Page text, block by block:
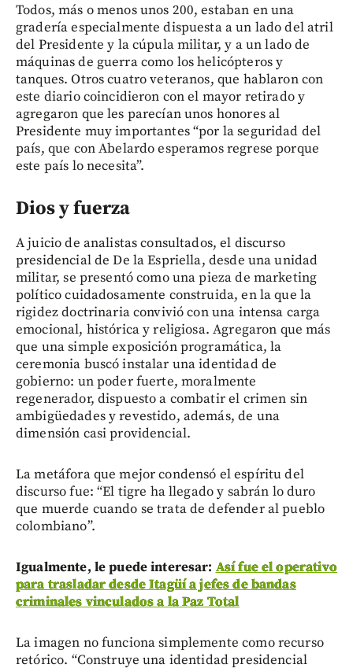
Todos, más o menos unos 200, estaban en una
gradería especialmente dispuesta a un lado del atril
del Presidente y la cúpula militar, y a un lado de
máquinas de guerra como los helicópteros y
tanques. Otros cuatro veteranos, que hablaron con
este diario coincidieron con el mayor retirado y
agregaron que les parecían unos honores al
Presidente muy importantes “por la seguridad del
país, que con Abelardo esperamos regrese porque
este país lo necesita”.
Dios y fuerza
A juicio de analistas consultados, el discurso
presidencial de De la Espriella, desde una unidad
militar, se presentó como una pieza de marketing
político cuidadosamente construida, en la que la
rigidez doctrinaria convivió con una intensa carga
emocional, histórica y religiosa. Agregaron que más
que una simple exposición programática, la
ceremonia buscó instalar una identidad de
gobierno: un poder fuerte, moralmente
regenerador, dispuesto a combatir el crimen sin
ambigüedades y revestido, además, de una
dimensión casi providencial.
La metáfora que mejor condensó el espíritu del
discurso fue: “El tigre ha llegado y sabrán lo duro
que muerde cuando se trata de defender al pueblo
colombiano”.
Igualmente, le puede interesar: Así fue el operativo
para trasladar desde Itagüí a jefes de bandas
criminales vinculados a la Paz Total
La imagen no funciona simplemente como recurso
retórico. “Construye una identidad presidencial